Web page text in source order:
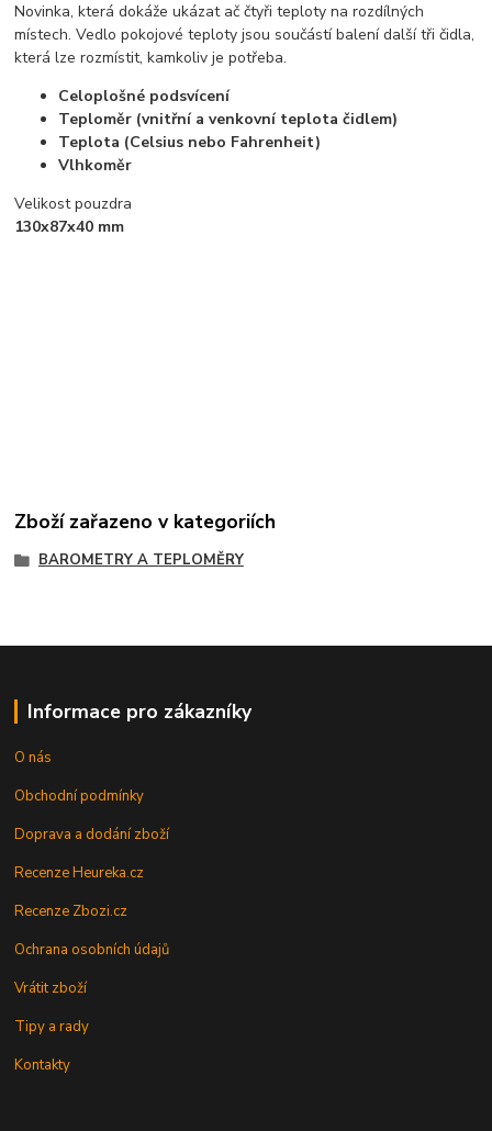
Novinka, která dokáže ukázat ač čtyři teploty na rozdílných
místech. Vedlo pokojové teploty jsou součástí balení další tři čidla,
která lze rozmístit, kamkoliv je potřeba.
Celoplošné podsvícení
Teploměr (vnitřní a venkovní teplota čidlem)
Teplota (Celsius nebo Fahrenheit)
Vlhkoměr
Velikost pouzdra
130x87x40 mm
Zboží zařazeno v kategoriích
BAROMETRY A TEPLOMĚRY
Informace pro zákazníky
O nás
Obchodní podmínky
Doprava a dodání zboží
Recenze Heureka.cz
Recenze Zbozi.cz
Ochrana osobních údajů
Vrátit zboží
Tipy a rady
Kontakty